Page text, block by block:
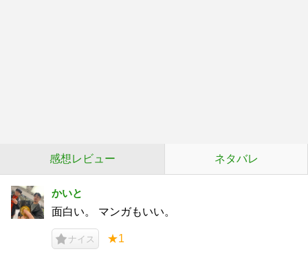
感想レビュー ネタバレ
かいと
面白い。 マンガもいい。
ナイス ★1